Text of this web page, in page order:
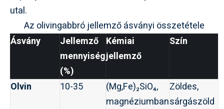
utal.
Az olivingabbró jellemző ásványi összetétele
Ásvány
Jellemző
mennyiség
(%)
Kémiai
jellemző
Szín
Olvin 10-35
(Mg,Fe)₂SiO₄,
magnéziumban
Zöldes,
sárgászöld